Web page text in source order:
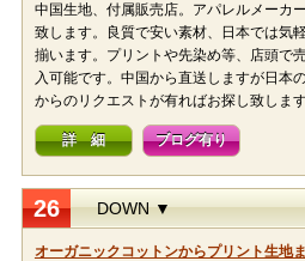
中国生地、付属販売店。アパレルメーカ
致します。良質で安い素材、日本では気
揃います。プリントや先染め等、店頭で
入可能です。中国から直送しますが日本
からのリクエストが有ればお探し致します
詳 細 ブログ有り
26 DOWN ▼
オーガニックコットンからプリント生地